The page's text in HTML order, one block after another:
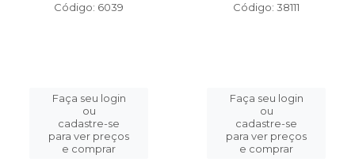
Código: 6039
Faça seu login
ou
cadastre-se
para ver preços
e comprar
Código: 38111
Faça seu login
ou
cadastre-se
para ver preços
e comprar